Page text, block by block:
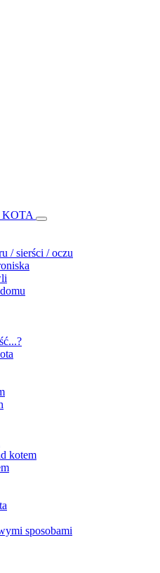
/ sierści / oczu
kotem
sposobami